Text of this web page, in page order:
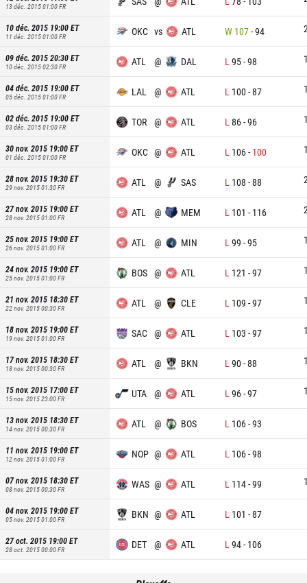
13 déc. 2015 01:00FR
10 déc. 2015 19:00ET
11 déc. 2015 01:00FR OKC vs ATL W 107-94
09 déc. 2015 20:30ET
10 déc. 2015 02:30FR ATL @ DAL L 95-98
04 déc. 2015 19:00ET
05 déc. 2015 01:00FR LAL @ ATL L 100-87
02 déc. 2015 19:00ET
03 déc. 2015 01:00FR TOR @ ATL L 86-96
30 nov. 2015 19:00ET
01 déc. 2015 01:00FR OKC @ ATL L 106- 100
28 nov. 2015 19:30ET
29 nov. 2015 01:30FR ATL @ SAS L 108 -88
27 nov. 2015 19:00ET
28 nov. 2015 01:00FR ATL @ MEM L 101 - 116
25 nov. 2015 19:00ET
26 nov. 2015 01:00FR ATL @ MIN L 99 -95
24 nov. 2015 19:00ET
25 nov. 2015 01:00FR BOS @ ATL L 121 -97
21 nov. 2015 18:30ET
22 nov. 2015 00:30FR ATL @ CLE L 109 -97
18 nov. 2015 19:00ET
19 nov. 2015 01:00FR SAC @ ATL L 103 -97
17 nov. 2015 18:30ET
18 nov. 2015 00:30FR ATL @ BKN L 90-88
15 nov. 2015 17:00ET
15 nov. 2015 23:00FR UTA @ ATL L 96-97
13 nov. 2015 18:30ET
14 nov. 2015 00:30FR ATL @ BOS L 106-93
11 nov. 2015 19:00ET
12 nov. 2015 01:00FR NOP @ ATL L 106-98
07 nov. 2015 18:30ET
08 nov. 2015 00:30FR WAS @ ATL L 114-99
04 nov. 2015 19:00ET
05 nov. 2015 01:00FR BKN @ ATL L 101 -87
27 oct. 2015 19:00ET
28 oct. 2015 00:00FR DET @ ATL L 94- 106